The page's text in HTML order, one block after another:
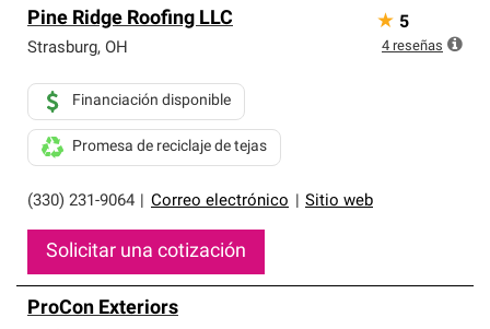
Pine Ridge Roofing LLC
Strasburg, OH
(330) 231-9064 Correo electrónico Sitio web
Financiación disponible
Promesa de reciclaje de tejas
Solicitar una cotización
★ 5
4 reseñas
ProCon Exteriors